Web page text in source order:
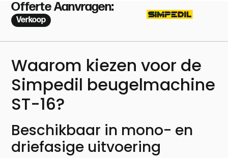
Offerte Aanvragen:
Verkoop
Waarom kiezen voor de
Simpedil beugelmachine
ST-16?
Beschikbaar in mono- en
driefasige uitvoering